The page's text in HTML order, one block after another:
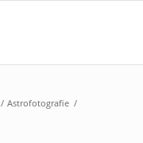
/ Astrofotografie /